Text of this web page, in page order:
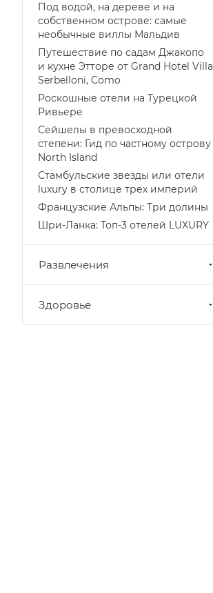
Под водой, на дереве и на
собственном острове: самые
необычные виллы Мальдив
Путешествие по садам Джакопо
и кухне Этторе от Grand Hotel Villa
Serbelloni, Como
Роскошные отели на Турецкой
Ривьере
Сейшелы в превосходной
степени: Гид по частному острову
North Island
Стамбульские звезды или отели
luxury в столице трех империй
Французские Альпы: Три долины
Шри-Ланка: Топ-3 отелей LUXURY
Развлечения
Здоровье